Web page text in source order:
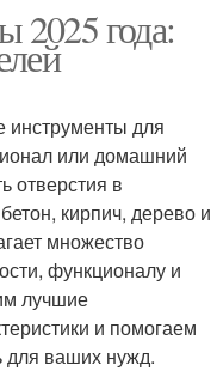
2025 года:
для
или домашний
отверстия в
кирпич, дерево и
множество
функционалу и
лучшие
и помогаем
ваших нужд.